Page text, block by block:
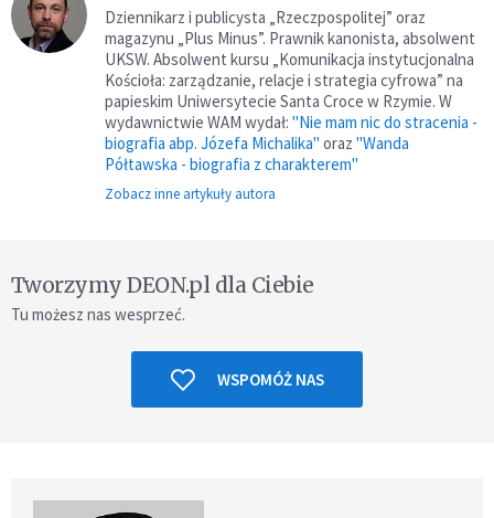
Dziennikarz i publicysta „Rzeczpospolitej” oraz
magazynu „Plus Minus”. Prawnik kanonista, absolwent
UKSW. Absolwent kursu „Komunikacja instytucjonalna
Kościoła: zarządzanie, relacje i strategia cyfrowa” na
papieskim Uniwersytecie Santa Croce w Rzymie. W
wydawnictwie WAM wydał: "Nie mam nic do stracenia -
biografia abp. Józefa Michalika" oraz "Wanda
Półtawska - biografia z charakterem"
Zobacz inne artykuły autora
Tworzymy DEON.pl dla Ciebie
Tu możesz nas wesprzeć.
WSPOMÓŻ NAS